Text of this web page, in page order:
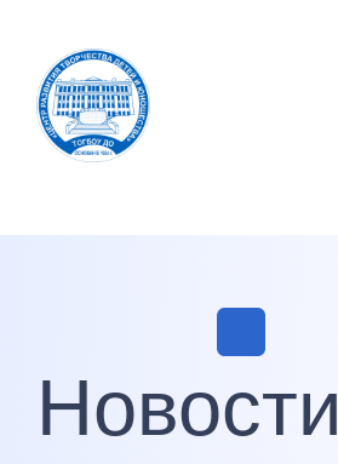
Новости